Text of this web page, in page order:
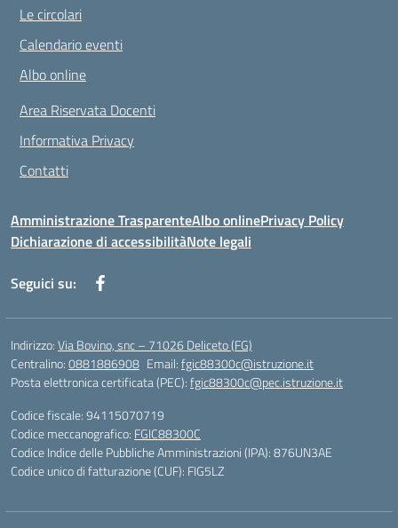
Le circolari
Calendario eventi
Albo online
Area Riservata Docenti
Informativa Privacy
Contatti
Amministrazione TrasparenteAlbo onlinePrivacy Policy
Dichiarazione di accessibilitàNote legali
Seguici su:
Indirizzo:Via Bovino, snc – 71026 Deliceto (FG)
Centralino:0881886908 Email:fgic88300c@istruzione.it
Posta elettronica certificata (PEC):fgic88300c@pec.istruzione.it
Codice fiscale: 94115070719
Codice meccanografico: FGIC88300C
Codice Indice delle Pubbliche Amministrazioni (IPA): 876UN3AE
Codice unico di fatturazione (CUF): FIG5LZ